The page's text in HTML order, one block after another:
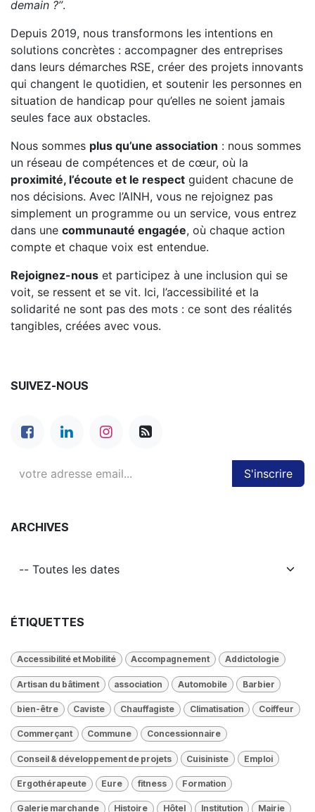
demain ?”.
Depuis 2019, nous transformons les intentions en
solutions concrètes : accompagner des entreprises
dans leurs démarches RSE, créer des projets innovants
qui changent le quotidien, et soutenir les personnes en
situation de handicap pour qu’elles ne soient jamais
seules face aux obstacles.
Nous sommes plus qu’une association : nous sommes
un réseau de compétences et de cœur, où la
proximité, l’écoute et le respect guident chacune de
nos décisions. Avec l’AINH, vous ne rejoignez pas
simplement un programme ou un service, vous entrez
dans une communauté engagée, où chaque action
compte et chaque voix est entendue.
Rejoignez-nous et participez à une inclusion qui se
voit, se ressent et se vit. Ici, l’accessibilité et la
solidarité ne sont pas des mots : ce sont des réalités
tangibles, créées avec vous.
SUIVEZ-NOUS
S'inscrire
ARCHIVES
ÉTIQUETTES
Accessibilité et Mobilité Accompagnement Addictologie
Artisan du bâtiment association Automobile Barbier
bien-être Caviste Chauffagiste Climatisation Coiffeur
Commerçant Commune Concessionnaire
Conseil & développement de projets Cuisiniste Emploi
Ergothérapeute Eure fitness Formation
Galerie marchande Histoire Hôtel Institution Mairie